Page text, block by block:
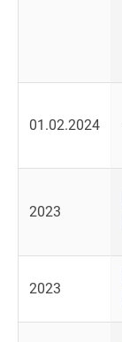
01.02.2024
2023
2023